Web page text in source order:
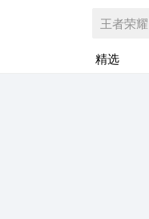
王者荣耀
精选